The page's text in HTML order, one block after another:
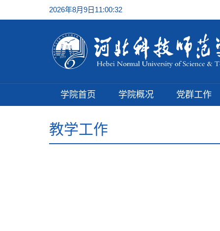
2026年8月9日11:00:33
学院首页 学院概况 党群工作
教学工作